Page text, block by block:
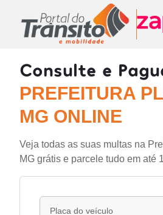
Consulte e
PREFEITURA
MG ONLINE
Veja todas as suas multas na
MG grátis e parcele tudo em até